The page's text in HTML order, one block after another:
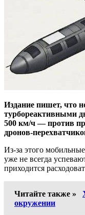
Издание пишет, что
турбореактивными
500 км/ч — против
дронов-
Из-за этого
уже не всегда
приходится
Читайте также »
окружении